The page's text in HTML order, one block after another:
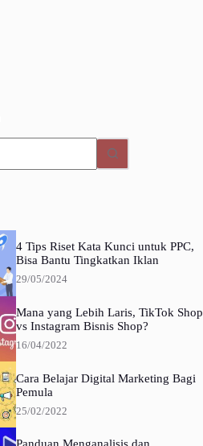
4 Tips Riset Kata Kunci untuk PPC,
Bisa Bantu Tingkatkan Iklan
29/05/2024
Mana yang Lebih Laris, TikTok Shop
vs Instagram Bisnis Shop?
16/04/2022
Cara Belajar Digital Marketing Bagi
Pemula
25/02/2022